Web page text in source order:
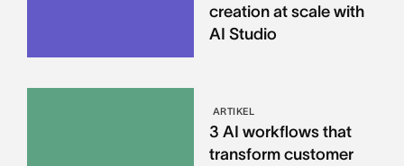
creation at scale with
AI Studio
ARTIKEL
3 AI workflows that
transform customer